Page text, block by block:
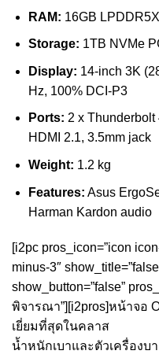
RAM: 16GB LPDDR5X
Storage: 1TB NVMe
Display: 14-inch 3K
Hz, 100% DCI-P3
Ports: 2 x Thunderbolt
HDMI 2.1, 3.5mm jack
Weight: 1.2 kg
Features: Asus
Harman Kardon audio
[i2pc pros_icon=”icon
minus-3″
show_button=”false”
พิจารณา”][i2pros]หน้าจอ
เยี่ยมที่สุดในคลาส
น้ำหนักเบาและตัวเครื่องบ